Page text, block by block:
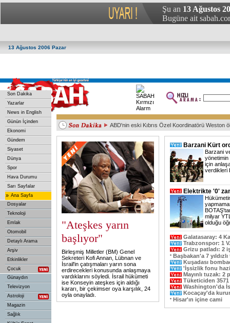
Şu an 13 Ağustos
Bugüne ait
Irak Başbakanı, Japonya İmparatoru ile görüştü
Çin’de küçük uçak düştü: 1 ölü
ABD'nin eski Kıbrıs Özel Koordinatörü Weston
Mısır'da yeni bir kuş gribi vakası
Başkent'te trafik kazası: 3 yaralı
"Ateşkes yarın
başlıyor"
Birleşmiş Milletler (BM) Genel
Sekreteri Kofi Annan, Lübnan ve
İsrail'in çatışmaları yarın sona
erdirecekleri konusunda anlaşmaya
vardıklarını söyledi. İsrail hükümeti
ise Konseyin ateşkes için aldığı
kararı, bir çekimser oya karşılık, 24
oyla onayladı.
Barzani Kürt
Barzani
yönetimin
için
verdikleri
Elektrikte '0'
milyar
olduğu
Galatasaray: 4
Trabzonspor: 1
Grizu patladı: 2
Başbakan'a 7
Kuşadası
'İşsizlik fonu
Mayınlı tuzak: 2
Tüketiciden
Washington'da
Kocaçay'da
Hisar'ın içine cami
Son Dakika
Yazarlar
News in English
Günün İçinden
Ekonomi
Gündem
Siyaset
Dünya
Spor
Hava Durumu
Sarı Sayfalar
» Ana Sayfa
Dosyalar
Teknoloji
Emlak
Otomobil
Detaylı Arama
Arşiv
Etkinlikler
Çocuk
Günaydın
Televizyon
Astroloji
Magazin
Sağlık
13 Ağustos 2006 Pazar